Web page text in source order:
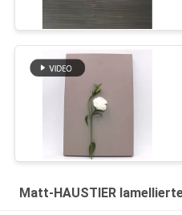
Matt-HAUSTIER